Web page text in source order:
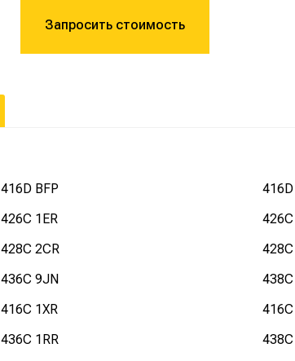
Запросить стоимость
416D BFP
426C 1ER
428C 2CR
436C 9JN
416C 1XR
436C 1RR